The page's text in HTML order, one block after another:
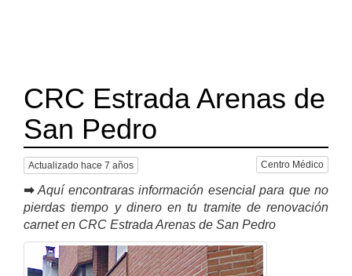
CRC Estrada Arenas de
San Pedro
Actualizado hace 7 años Centro Médico
➡ Aquí encontraras información esencial para que no
pierdas tiempo y dinero en tu tramite de renovación
carnet en CRC Estrada Arenas de San Pedro